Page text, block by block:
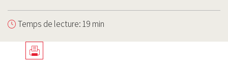
Temps de lecture: 19 min
Télécharger